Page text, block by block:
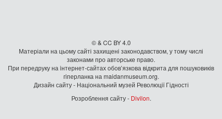
© & CC BY 4.0
Матеріали на цьому сайті захищені законодавством, у тому числі
законами про авторське право.
При передруку на iнтернет-сайтах обов’язкова відкрита для пошуковиків
гiперланка на maidanmuseum.org.
Дизайн сайту - Національний музей Революції Гідності
Розроблення сайту - Divilon.